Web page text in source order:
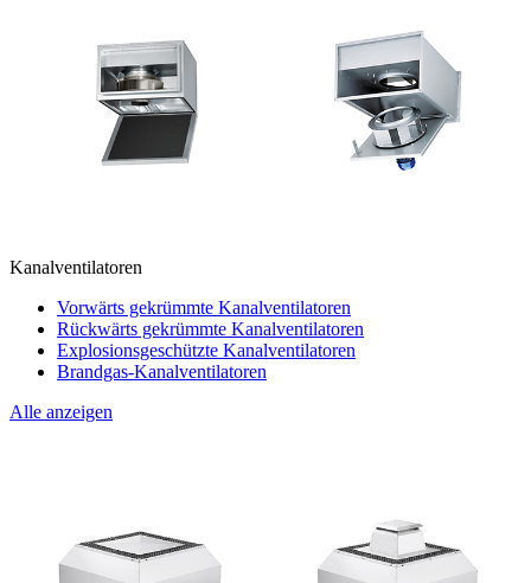
Kanalventilatoren
Vorwärts gekrümmte Kanalventilatoren
Rückwärts gekrümmte Kanalventilatoren
Explosionsgeschützte Kanalventilatoren
Brandgas-Kanalventilatoren
Alle anzeigen